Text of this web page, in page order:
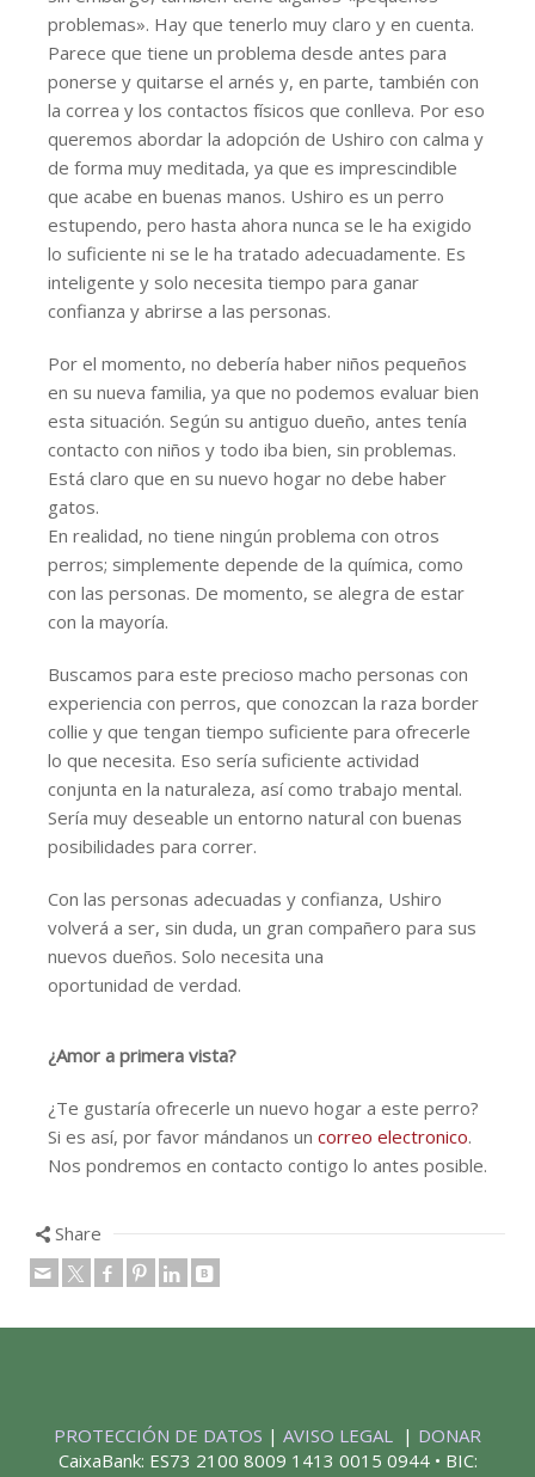
problemas». Hay que tenerlo muy claro y en cuenta.
Parece que tiene un problema desde antes para
ponerse y quitarse el arnés y, en parte, también con
la correa y los contactos físicos que conlleva. Por eso
queremos abordar la adopción de Ushiro con calma y
de forma muy meditada, ya que es imprescindible
que acabe en buenas manos. Ushiro es un perro
estupendo, pero hasta ahora nunca se le ha exigido
lo suficiente ni se le ha tratado adecuadamente. Es
inteligente y solo necesita tiempo para ganar
confianza y abrirse a las personas.
Por el momento, no debería haber niños pequeños
en su nueva familia, ya que no podemos evaluar bien
esta situación. Según su antiguo dueño, antes tenía
contacto con niños y todo iba bien, sin problemas.
Está claro que en su nuevo hogar no debe haber
gatos.
En realidad, no tiene ningún problema con otros
perros; simplemente depende de la química, como
con las personas. De momento, se alegra de estar
con la mayoría.
Buscamos para este precioso macho personas con
experiencia con perros, que conozcan la raza border
collie y que tengan tiempo suficiente para ofrecerle
lo que necesita. Eso sería suficiente actividad
conjunta en la naturaleza, así como trabajo mental.
Sería muy deseable un entorno natural con buenas
posibilidades para correr.
Con las personas adecuadas y confianza, Ushiro
volverá a ser, sin duda, un gran compañero para sus
nuevos dueños. Solo necesita una
oportunidad de verdad.
¿Amor a primera vista?
¿Te gustaría ofrecerle un nuevo hogar a este perro?
Si es así, por favor mándanos un correo electronico.
Nos pondremos en contacto contigo lo antes posible.
Share
PROTECCIÓN DE DATOS | AVISO LEGAL | DONAR
CaixaBank: ES73 2100 8009 1413 0015 0944 • BIC: